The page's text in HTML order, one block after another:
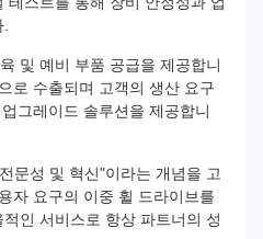
및 예비 부품 공급을 제공합니
로 수출되며 고객의 생산 요구
그레이드 솔루션을 제공합니
문성 및 혁신"이라는 개념을 고
자 요구의 이중 휠 드라이브를
인 서비스로 항상 파트너의 성